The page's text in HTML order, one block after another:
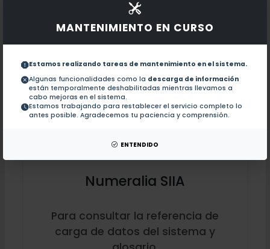
MANTENIMIENTO EN CURSO
Estamos realizando tareas de mantenimiento en el sistema.
Algunas funcionalidades como la descarga de información
están temporalmente deshabilitadas mientras llevamos a
cabo mejoras en el sistema.
Estamos trabajando para restablecer el servicio completo lo
antes posible. Agradecemos tu paciencia y comprensión.
ENTENDIDO
Numeralia SIIA
Para consultar la referencia de
carga de datos del sistema y